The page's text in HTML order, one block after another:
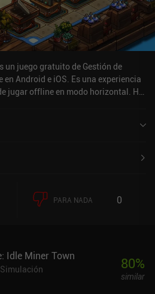
un juego gratuito de Gestión de
Android e iOS. Es una experiencia
jugar offline en modo horizontal. Ha
5,0 en Google Play y de 4,7 sobre 5,0
PARA NADA 0
Idle Miner Town
Simulación
80%
similar